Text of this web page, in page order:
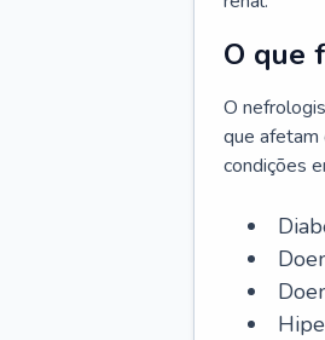
O que
O
que afetam
condições